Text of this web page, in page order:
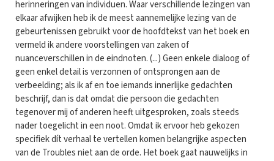
herinneringen van individuen. Waar verschillende lezingen van
elkaar afwijken heb ik de meest aannemelijke lezing van de
gebeurtenissen gebruikt voor de hoofdtekst van het boek en
vermeld ik andere voorstellingen van zaken of
nuanceverschillen in de eindnoten. (...) Geen enkele dialoog of
geen enkel detail is verzonnen of ontsprongen aan de
verbeelding; als ik af en toe iemands innerlijke gedachten
beschrijf, dan is dat omdat die persoon die gedachten
tegenover mij of anderen heeft uitgesproken, zoals steeds
nader toegelicht in een noot. Omdat ik ervoor heb gekozen
specifiek dít verhaal te vertellen komen belangrijke aspecten
van de Troubles niet aan de orde. Het boek gaat nauwelijks in